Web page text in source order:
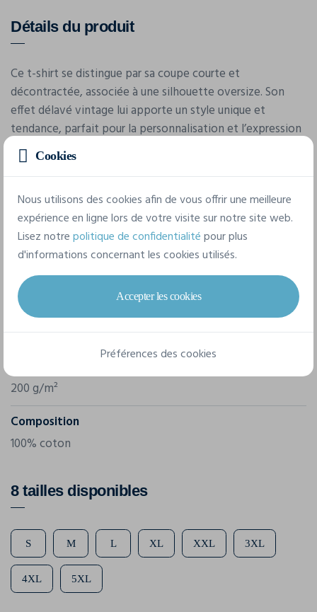
Détails du produit
Ce t-shirt se distingue par sa coupe courte et
décontractée, associée à une silhouette oversize. Son
effet délavé vintage lui apporte un style unique et
tendance, parfait pour la personnalisation et l’expression
de son propre style. Un choix mode idéal pour les looks
streetwear et les moments de détente.
Caractéristiques
Build Your Brand
Référence
BY435
200 g/m²
Composition
100% coton
8 tailles disponibles
S M L XL XXL 3XL
4XL 5XL
Cookies
Nous utilisons des cookies afin de vous offrir une meilleure
expérience en ligne lors de votre visite sur notre site web.
Lisez notrepolitique de confidentialitépour plus
d'informations concernant les cookies utilisés.
Accepter les cookies
Préférences des cookies